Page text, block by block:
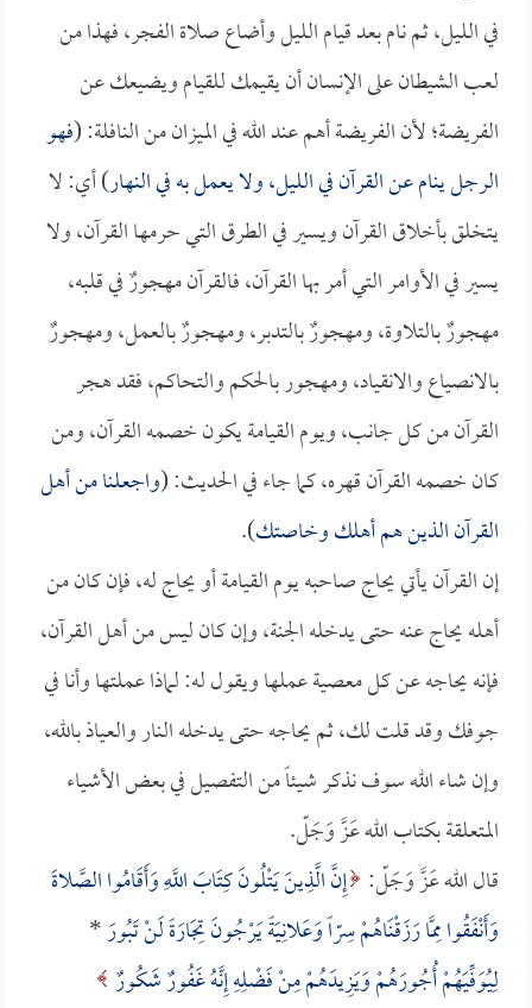
في الليل، ثم نام بعد قيام الليل وأضاع صلاة الفجر، فهذا من
لعب الشيطان على الإنسان أن يقيمك للقيام ويضيعك عن
الفريضة؛ لأن الفريضة أهم عند الله في الميزان من النافلة: (فهو
الرجل ينام عن القرآن في الليل، ولا يعمل به في النهار) أي: لا
يتخلق بأخلاق القرآن ويسير في الطرق التي حرمها القرآن، ولا
يسير في الأوامر التي أمر بها القرآن، فالقرآن مهجورٌ في قلبه،
مهجورٌ بالتلاوة، ومهجورٌ بالتدبر، ومهجورٌ بالعمل، ومهجورٌ
بالانصياع والانقياد، ومهجور بالحكم والتحاكم، فقد هجر
القرآن من كل جانب، ويوم القيامة يكون خصمه القرآن، ومن
كان خصمه القرآن قهره، كما جاء في الحديث: (واجعلنا من أهل
القرآن الذين هم أهلك وخاصتك).
إن القرآن يأتي يحاج صاحبه يوم القيامة أو يحاج له، فإن كان من
أهله يحاج عنه حتى يدخله الجنة، وإن كان ليس من أهل القرآن،
فإنه يحاجه عن كل معصية عملها ويقول له: لماذا عملتها وأنا في
جوفك وقد قلت لك، ثم يحاجه حتى يدخله النار والعياذ بالله،
وإن شاء الله سوف نذكر شيئاً من التفصيل في بعض الأشياء
المتعلقة بكتاب الله عَزَّ وَجَلّ.
قال الله عَزَّ وَجَلّ: إِنَّ الَّذِينَ يَتْلُونَ كِتَابَ اللَّهِ وَأَقَامُوا الصَّلاةَ
وَأَنْفَقُوا مِمَّا رَزَقْنَاهُمْ سِرّاً وَعَلانِيَةً يَرْجُونَ تِجَارَةً لَنْ تَبُورَ*
لِيُوَفِّيَهُمْ أُجُورَهُمْ وَيَزِيدَهُمْ مِنْ فَضْلِهِ إِنَّهُ غَفُورٌ شَكُورٌ